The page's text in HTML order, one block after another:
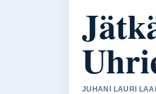
JUHANI LAURI